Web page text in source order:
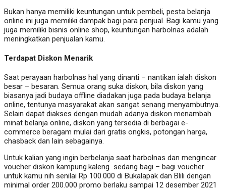
Bukan hanya memiliki keuntungan untuk pembeli, pesta belanja
online ini juga memiliki dampak bagi para penjual. Bagi kamu yang
juga memiliki bisnis online shop, keuntungan harbolnas adalah
meningkatkan penjualan kamu.
Terdapat Diskon Menarik
Saat perayaan harbolnas hal yang dinanti – nantikan ialah diskon
besar – besaran. Semua orang suka diskon, bila diskon yang
biasanya jadi budaya offline diadakan juga pada budaya belanja
online, tentunya masyarakat akan sangat senang menyambutnya.
Selain dapat diakses dengan mudah adanya diskon menambah
minat belanja online, diskon yang tersedia di berbagai e-
commerce beragam mulai dari gratis ongkis, potongan harga,
chasback dan lain sebagainya.
Untuk kalian yang ingin berbelanja saat harbolnas dan mengincar
voucher diskon kampung.kaleng sedang bagi – bagi voucher
untuk kamu nih senilai Rp 100.000 di Bukalapak dan Blili dengan
minimal order 200.000 promo berlaku sampai 12 desember 2021